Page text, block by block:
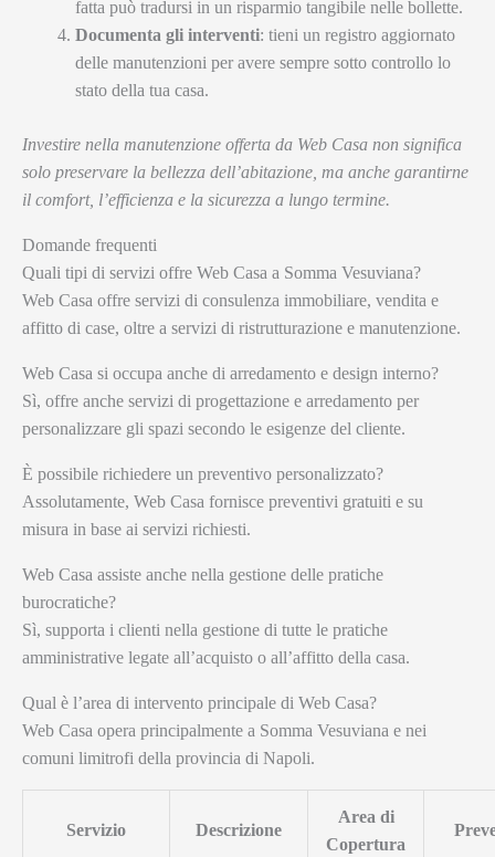
fatta può tradursi in un risparmio tangibile nelle bollette.
Documenta gli interventi: tieni un registro aggiornato
delle manutenzioni per avere sempre sotto controllo lo
stato della tua casa.
Investire nella manutenzione offerta da Web Casa non significa
solo preservare la bellezza dell’abitazione, ma anche garantirne
il comfort, l’efficienza e la sicurezza a lungo termine.
Domande frequenti
Quali tipi di servizi offre Web Casa a Somma Vesuviana?
Web Casa offre servizi di consulenza immobiliare, vendita e
affitto di case, oltre a servizi di ristrutturazione e manutenzione.
Web Casa si occupa anche di arredamento e design interno?
Sì, offre anche servizi di progettazione e arredamento per
personalizzare gli spazi secondo le esigenze del cliente.
È possibile richiedere un preventivo personalizzato?
Assolutamente, Web Casa fornisce preventivi gratuiti e su
misura in base ai servizi richiesti.
Web Casa assiste anche nella gestione delle pratiche
burocratiche?
Sì, supporta i clienti nella gestione di tutte le pratiche
amministrative legate all’acquisto o all’affitto della casa.
Qual è l’area di intervento principale di Web Casa?
Web Casa opera principalmente a Somma Vesuviana e nei
comuni limitrofi della provincia di Napoli.
Servizio Descrizione
Area di
Copertura